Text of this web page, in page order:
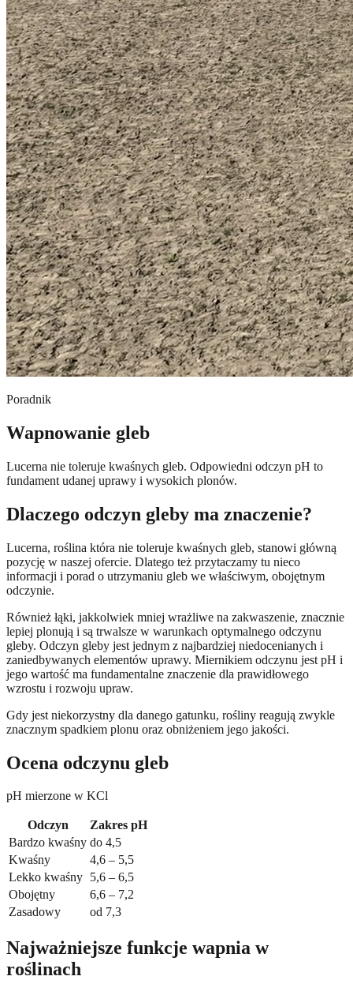
Poradnik
Wapnowanie gleb
Lucerna nie toleruje kwaśnych gleb. Odpowiedni odczyn pH to
fundament udanej uprawy i wysokich plonów.
Dlaczego odczyn gleby ma znaczenie?
Lucerna, roślina która nie toleruje kwaśnych gleb, stanowi główną
pozycję w naszej ofercie. Dlatego też przytaczamy tu nieco
informacji i porad o utrzymaniu gleb we właściwym, obojętnym
odczynie.
Również łąki, jakkolwiek mniej wrażliwe na zakwaszenie, znacznie
lepiej plonują i są trwalsze w warunkach optymalnego odczynu
gleby. Odczyn gleby jest jednym z najbardziej niedocenianych i
zaniedbywanych elementów uprawy. Miernikiem odczynu jest pH i
jego wartość ma fundamentalne znaczenie dla prawidłowego
wzrostu i rozwoju upraw.
Gdy jest niekorzystny dla danego gatunku, rośliny reagują zwykle
znacznym spadkiem plonu oraz obniżeniem jego jakości.
Ocena odczynu gleb
pH mierzone w KCl
Odczyn
Zakres pH
Bardzo kwaśny do 4,5
Kwaśny
4,6 – 5,5
Lekko kwaśny 5,6 – 6,5
Obojętny
6,6 – 7,2
Zasadowy
od 7,3
Najważniejsze funkcje wapnia w
roślinach